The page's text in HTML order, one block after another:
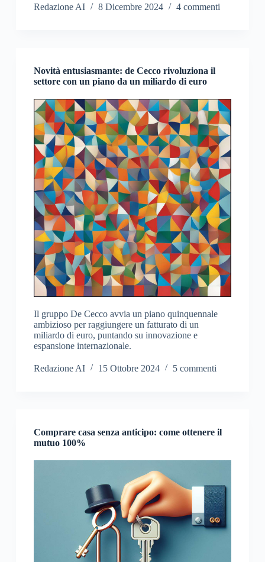
Redazione AI 8 Dicembre 2024 4 commenti
Novità entusiasmante: de Cecco rivoluziona il
settore con un piano da un miliardo di euro
Il gruppo De Cecco avvia un piano quinquennale
ambizioso per raggiungere un fatturato di un
miliardo di euro, puntando su innovazione e
espansione internazionale.
Redazione AI 15 Ottobre 2024 5 commenti
Comprare casa senza anticipo: come ottenere il
mutuo 100%